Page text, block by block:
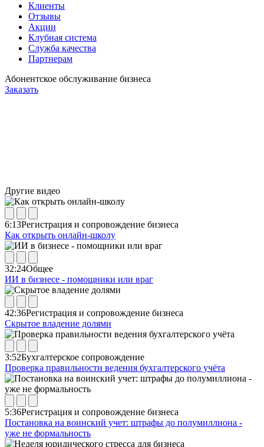
Клиенты
Отзывы
Акции
Клубная система
Служба качества
Партнерам
Абонентское обслуживание бизнеса
Заказать
Другие видео
6:13Регистрация и сопровождение бизнеса
Как открыть онлайн-школу
32:24Общее
ИИ в бизнесе - помощники или враг
42:36Регистрация и сопровождение бизнеса
Скрытое владение долями
3:52Бухгалтерское сопровождение
Проверка правильности ведения бухгалтерского учёта
5:36Регистрация и сопровождение бизнеса
Постановка на воинский учет: штрафы до полумиллиона -
уже не формальность